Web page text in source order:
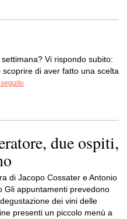
Vi rispondo subito:
di aver fatto una scelta
due ospiti,
di Jacopo Cossater e Antonio
Gli appuntamenti prevedono
dei vini delle
presenti un piccolo menù a